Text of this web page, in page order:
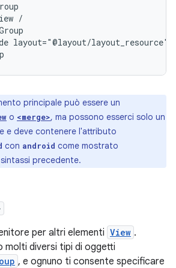
layout="@layout/layout_resource"/
principale può essere un
o <merge>, ma possono esserci solo un
e deve contenere l'attributo
con android come mostrato
precedente.
per altri elementi View .
molti diversi tipi di oggetti
, e ognuno ti consente specificare